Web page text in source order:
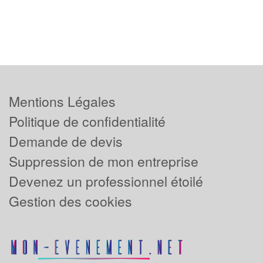
Mentions Légales
Politique de confidentialité
Demande de devis
Suppression de mon entreprise
Devenez un professionnel étoilé
Gestion des cookies